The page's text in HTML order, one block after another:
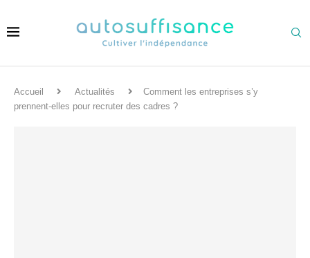
Accueil Actualités
Comment les entreprises s’y
prennent-elles pour recruter des cadres ?